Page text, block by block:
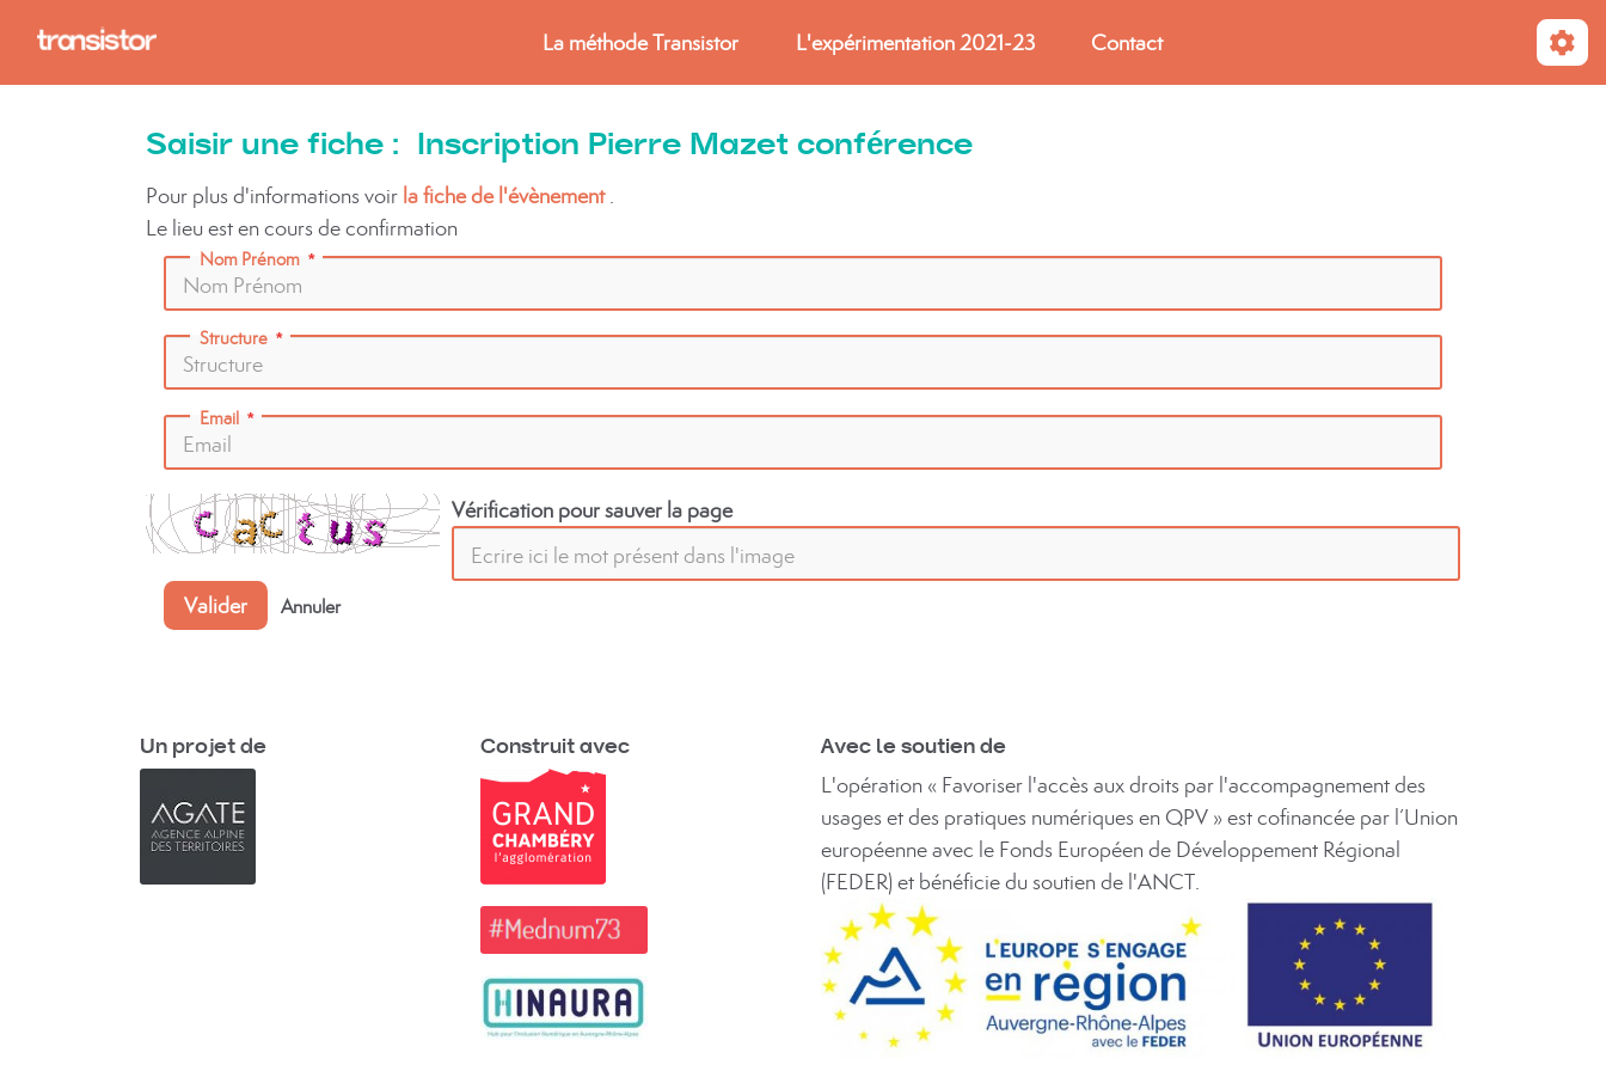
La méthode Transistor L'expérimentation 2021-23 Contact
Saisir une fiche : Inscription Pierre Mazet conférence
Pour plus d'informations voir la fiche de l'évènement.
Le lieu est en cours de confirmation
Nom Prénom
Structure
Email
Vérification pour sauver la page
Valider Annuler
Un projet de Construit avec Avec le soutien de
L'opération « Favoriser l'accès aux droits par l'accompagnement des
usages et des pratiques numériques en QPV » est cofinancée par l’Union
européenne avec le Fonds Européen de Développement Régional
(FEDER) et bénéficie du soutien de l'ANCT.